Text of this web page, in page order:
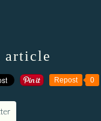
article
Repost 0